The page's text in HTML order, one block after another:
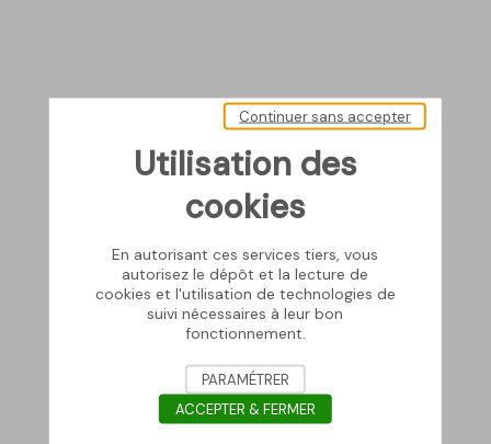
Utilisation des
cookies
En autorisant ces services tiers, vous
autorisez le dépôt et la lecture de
cookies et l'utilisation de technologies de
suivi nécessaires à leur bon
fonctionnement.
Continuer sans accepter
PARAMÉTRER
ACCEPTER & FERMER